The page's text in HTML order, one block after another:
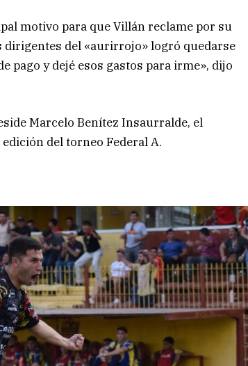
motivo para que Villán reclame por su
dirigentes del «aurirrojo» logró quedarse
pago y dejé esos gastos para irme», dijo
Marcelo Benítez Insaurralde, el
del torneo Federal A.